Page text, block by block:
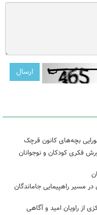
بچه‌های کانون قرچک
فکری کودکان و نوجوانان
در مسیر راهپیمایی جاماندگان
از راویان امید و آگاهی